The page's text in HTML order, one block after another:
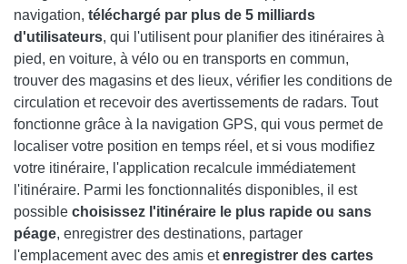
navigation, téléchargé par plus de 5 milliards
d'utilisateurs, qui l'utilisent pour planifier des itinéraires à
pied, en voiture, à vélo ou en transports en commun,
trouver des magasins et des lieux, vérifier les conditions de
circulation et recevoir des avertissements de radars. Tout
fonctionne grâce à la navigation GPS, qui vous permet de
localiser votre position en temps réel, et si vous modifiez
votre itinéraire, l'application recalcule immédiatement
l'itinéraire. Parmi les fonctionnalités disponibles, il est
possible choisissez l'itinéraire le plus rapide ou sans
péage, enregistrer des destinations, partager
l'emplacement avec des amis etenregistrer des cartes